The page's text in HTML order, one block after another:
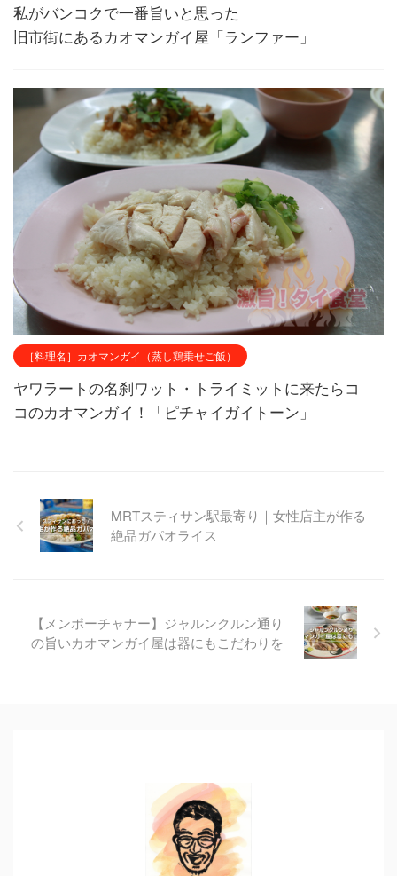
私がバンコクで一番旨いと思った
旧市街にあるカオマンガイ屋「ランファー」
［料理名］カオマンガイ（蒸し鶏乗せご飯）
ヤワラートの名刹ワット・トライミットに来たらコ
コのカオマンガイ！「ピチャイガイトーン」
MRTスティサン駅最寄り｜女性店主が作る
絶品ガパオライス
【メンポーチャナー】ジャルンクルン通り
の旨いカオマンガイ屋は器にもこだわりを